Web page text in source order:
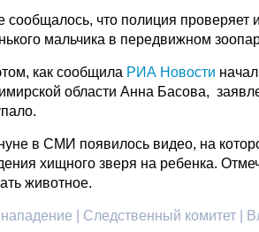
сообщалось, что полиция
мальчика в передвижном
как сообщила РИА Новости
области Анна Басова,
в СМИ появилось видео, на
хищного зверя на ребенка.
животное.
нападение | Следственный комитет |